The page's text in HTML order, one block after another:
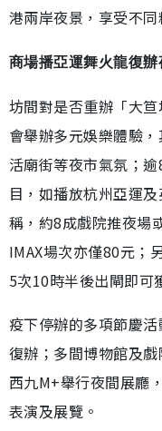
港兩岸夜景，享受不同
商場播亞運舞火龍復
坊間對是否重辦「大
會舉辦多元娛樂體驗
活廟街等夜市氣氛；
目，如播放杭州亞運
稱，約8成戲院推夜場
IMAX場次亦僅80元；
5次10時半後出閘即可
疫下停辦的多項節慶
復辦；多間博物館及
西九M+舉行夜間展廳
表演及展覽。